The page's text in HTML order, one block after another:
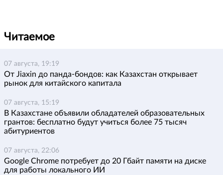
Читаемое
07 августа, 19:19
От Jiaxin до панда-бондов: как Казахстан открывает
рынок для китайского капитала
07 августа, 15:19
В Казахстане объявили обладателей образовательных
грантов: бесплатно будут учиться более 75 тысяч
абитуриентов
07 августа, 22:06
Google Chrome потребует до 20 Гбайт памяти на диске
для работы локального ИИ